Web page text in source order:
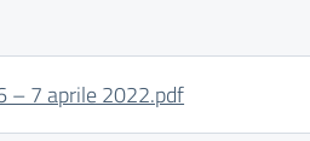
– 7 aprile 2022.pdf